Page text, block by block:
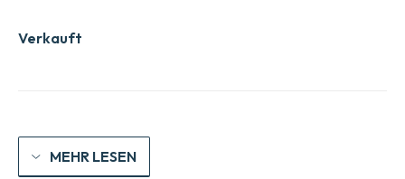
Verkauft
MEHR LESEN